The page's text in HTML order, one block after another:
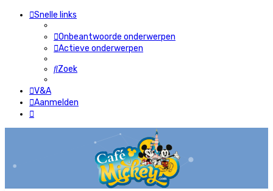
Snelle links
Onbeantwoorde onderwerpen
Actieve onderwerpen
Zoek
V&A
Aanmelden